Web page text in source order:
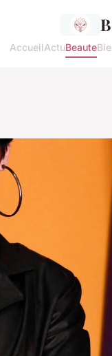
AccueilActuBeaute